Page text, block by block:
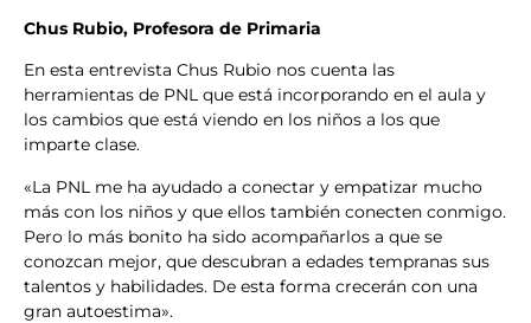
Chus Rubio, Profesora de Primaria
En esta entrevista Chus Rubio nos cuenta las
herramientas de PNL que está incorporando en el aula y
los cambios que está viendo en los niños a los que
imparte clase.
«La PNL me ha ayudado a conectar y empatizar mucho
más con los niños y que ellos también conecten conmigo.
Pero lo más bonito ha sido acompañarlos a que se
conozcan mejor, que descubran a edades tempranas sus
talentos y habilidades. De esta forma crecerán con una
gran autoestima».